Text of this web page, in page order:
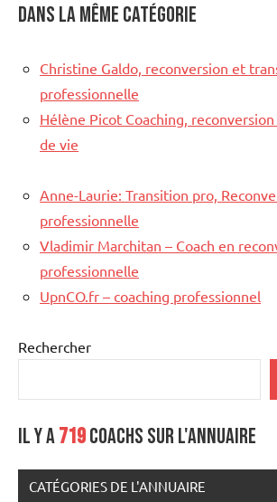
Dans la même catégorie
Christine Galdo, reconversion et
professionnelle
Hélène Picot Coaching,
de vie
Anne-Laurie: Transition pro,
professionnelle
Vladimir Marchitan – Coach en
professionnelle
UpnCO.fr – coaching professionnel
Rechercher
Il y a719coachs sur l'annuaire
CATÉGORIES DE L'ANNUAIRE